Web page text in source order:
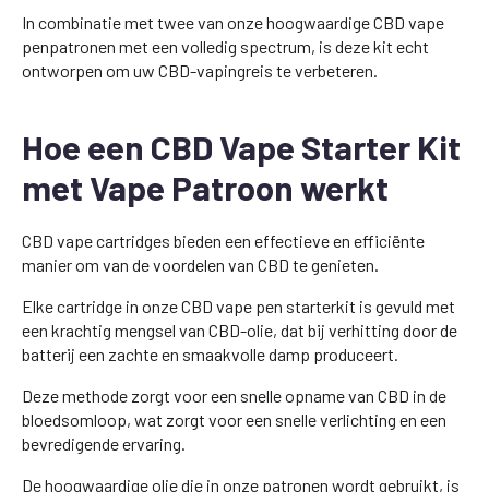
In combinatie met twee van onze hoogwaardige CBD vape
penpatronen met een volledig spectrum, is deze kit echt
ontworpen om uw CBD-vapingreis te verbeteren.
Hoe een CBD Vape Starter Kit
met Vape Patroon werkt
CBD vape cartridges bieden een effectieve en efficiënte
manier om van de voordelen van CBD te genieten.
Elke cartridge in onze CBD vape pen starterkit is gevuld met
een krachtig mengsel van CBD-olie, dat bij verhitting door de
batterij een zachte en smaakvolle damp produceert.
Deze methode zorgt voor een snelle opname van CBD in de
bloedsomloop, wat zorgt voor een snelle verlichting en een
bevredigende ervaring.
De hoogwaardige olie die in onze patronen wordt gebruikt, is